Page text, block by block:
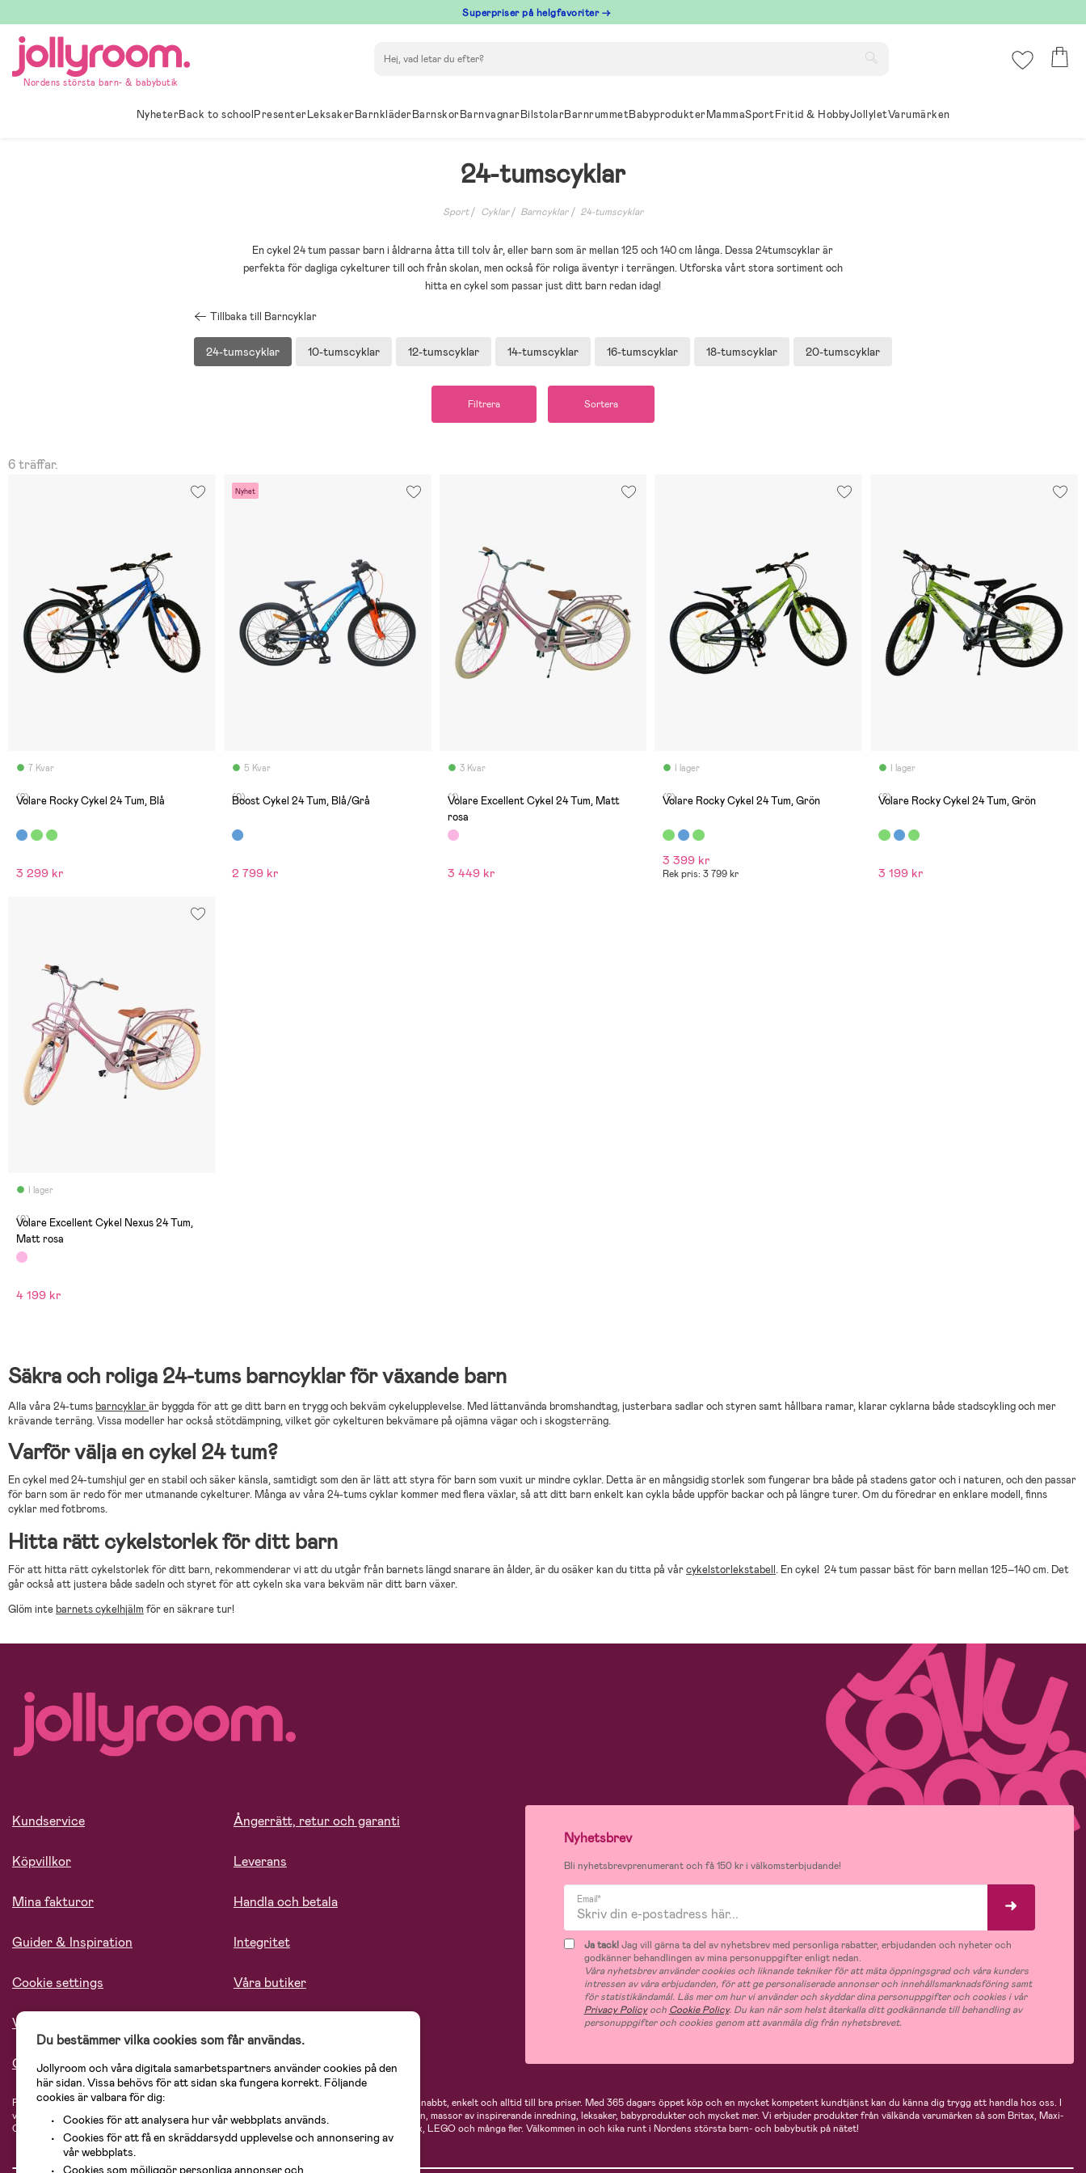
till
innehållet
Superpriser på helgfavoriter →
Nordens största barn- & babybutik
NyheterBack to schoolPresenterLeksakerBarnkläderBarnskorBarnvagnarBilstolarBarnrummetBabyprodukterMammaSportFritid & HobbyJollyletVarumärken
24-tumscyklar
Sport Cyklar Barncyklar 24-tumscyklar
En cykel 24 tum passar barn i åldrarna åtta till tolv år, eller barn som är mellan 125 och 140 cm långa. Dessa 24tumscyklar är
perfekta för dagliga cykelturer till och från skolan, men också för roliga äventyr i terrängen. Utforska vårt stora sortiment och
hitta en cykel som passar just ditt barn redan idag!
Tillbaka till Barncyklar
24-tumscyklar 10-tumscyklar 12-tumscyklar 14-tumscyklar 16-tumscyklar 18-tumscyklar 20-tumscyklar
Filtrera Sortera
6 träffar.
7 Kvar
(2)
Volare Rocky Cykel 24 Tum, Blå
3 299 kr
Nyhet
5 Kvar
(0)
Boost Cykel 24 Tum, Blå/Grå
2 799 kr
3 Kvar
(1)
Volare Excellent Cykel 24 Tum, Matt
rosa
3 449 kr
I lager
(2)
Volare Rocky Cykel 24 Tum, Grön
3 399 kr
Rek pris: 3 799 kr
I lager
(2)
Volare Rocky Cykel 24 Tum, Grön
3 199 kr
I lager
(0)
Volare Excellent Cykel Nexus 24 Tum,
Matt rosa
4 199 kr
Säkra och roliga 24-tums barncyklar för växande barn
Alla våra 24-tumsbarncyklarär byggda för att ge ditt barn en trygg och bekväm cykelupplevelse. Med lättanvända bromshandtag, justerbara sadlar och styren samt hållbara ramar, klarar cyklarna både stadscykling och mer
krävande terräng. Vissa modeller har också stötdämpning, vilket gör cykelturen bekvämare på ojämna vägar och i skogsterräng.
Varför välja en cykel 24 tum?
En cykel med 24-tumshjul ger en stabil och säker känsla, samtidigt som den är lätt att styra för barn som vuxit ur mindre cyklar. Detta är en mångsidig storlek som fungerar bra både på stadens gator och i naturen, och den passar
för barn som är redo för mer utmanande cykelturer. Många av våra 24-tums cyklar kommer med flera växlar, så att ditt barn enkelt kan cykla både uppför backar och på längre turer. Om du föredrar en enklare modell, finns
cyklar med fotbroms.
Hitta rätt cykelstorlek för ditt barn
För att hitta rätt cykelstorlek för ditt barn, rekommenderar vi att du utgår från barnets längd snarare än ålder, är du osäker kan du titta på vårcykelstorlekstabell. En cykel 24 tum passar bäst för barn mellan 125–140 cm. Det
går också att justera både sadeln och styret för att cykeln ska vara bekväm när ditt barn växer.
Glöm intebarnets cykelhjälm för en säkrare tur!
Kundservice
Köpvillkor
Mina fakturor
Guider & Inspiration
Cookie settings
Vårt ansvar
Om oss
Ångerrätt, retur och garanti
Leverans
Handla och betala
Integritet
Våra butiker
Nyhetsbrev
Bli nyhetsbrevprenumerant och få 150 kr i välkomsterbjudande!
Email*
Ja tack!Jag vill gärna ta del av nyhetsbrev med personliga rabatter, erbjudanden och nyheter och
godkänner behandlingen av mina personuppgifter enligt nedan.
Våra nyhetsbrev använder cookies och liknande tekniker för att mäta öppningsgrad och våra kunders
intressen av våra erbjudanden, för att ge personaliserade annonser och innehållsmarknadsföring samt
för statistikändamål. Läs mer om hur vi använder och skyddar dina personuppgifter och cookies i vår
Privacy Policyoch Cookie Policy. Du kan när som helst återkalla ditt godkännande till behandling av
personuppgifter och cookies genom att avanmäla dig från nyhetsbrevet.
På Jollyroom.se hittar du ett stort utbud av produkter för barnfamiljen. Hos oss handlar du snabbt, enkelt och alltid till bra priser. Med 365 dagars öppet köp och en mycket kompetent kundtjänst kan du känna dig trygg att handla hos oss. I
vårt sortiment hittar du barnvagnar, bilstolar, kläder för barn och baby, produkter för mamman, massor av inspirerande inredning, leksaker, babyprodukter och mycket mer. Vi erbjuder produkter från välkända varumärken så som Britax, Maxi-
Cosi, Baby Jogger, BabyBjörn, Didriksons, KidKraft, Ergobaby, Philips Avent, Neonate, Cybex, LEGO och många fler. Välkommen in och kika runt i Nordens största barn- och babybutik på nätet!
Du bestämmer vilka cookies som får användas.
Jollyroom och våra digitala samarbetspartners använder cookies på den
här sidan. Vissa behövs för att sidan ska fungera korrekt. Följande
cookies är valbara för dig:
Cookies för att analysera hur vår webbplats används.
Cookies för att få en skräddarsydd upplevelse och annonsering av
vår webbplats.
Cookies som möjliggör personliga annonser och